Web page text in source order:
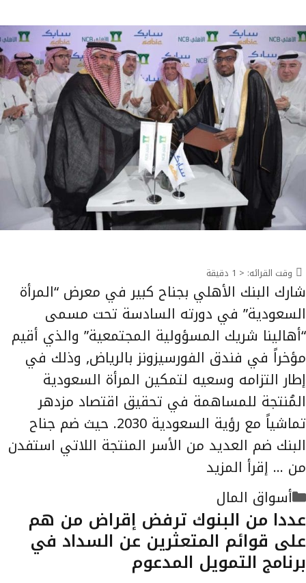
وقت القرائه: < 1 دقيقة
شارك البنك الأهلي بجناح كبير في معرض “المرأة
السعودية” في دورته السادسة تحت مسمى
“أهالينا شريك المسؤولية المجتمعية” والذي أقيم
مؤخراً في فندق الفورسيزونز بالرياض, وذلك في
إطار التزامه وسعيه لتمكين المرأة السعودية
المُنتجة للمساهمة في تحقيق اقتصاد مزدهر
تماشياً مع رؤية السعودية 2030. حيث ضم جناح
البنك ضم العديد من الأسر المنتجة اللاتي استفدن
من … إقرأ المزيد
التصنيفات
أسواق المال
عددا من البنوك ترفض إقراض من هم
على قوائم المتعثرين عن السداد في
برنامج التمويل المدعوم